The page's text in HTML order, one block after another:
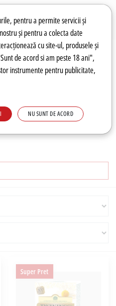
uri
pentru a permite servicii și
și pentru a colecta date
cu site-ul, produsele și
de acord si am peste 18 ani",
instrumente pentru publicitate,
NU SUNT DE ACORD
Autentificare
Super Pret